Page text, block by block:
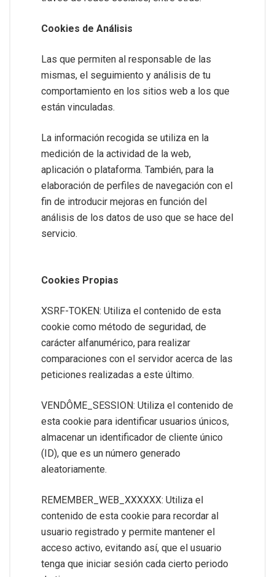
Cookies de Análisis
Las que permiten al responsable de las
mismas, el seguimiento y análisis de tu
comportamiento en los sitios web a los que
están vinculadas.
La información recogida se utiliza en la
medición de la actividad de la web,
aplicación o plataforma. También, para la
elaboración de perfiles de navegación con el
fin de introducir mejoras en función del
análisis de los datos de uso que se hace del
servicio.
Cookies Propias
XSRF-TOKEN: Utiliza el contenido de esta
cookie como método de seguridad, de
carácter alfanumérico, para realizar
comparaciones con el servidor acerca de las
peticiones realizadas a este último.
VENDÔME_SESSION: Utiliza el contenido de
esta cookie para identificar usuarios únicos,
almacenar un identificador de cliente único
(ID), que es un número generado
aleatoriamente.
REMEMBER_WEB_XXXXXX: Utiliza el
contenido de esta cookie para recordar al
usuario registrado y permite mantener el
acceso activo, evitando así, que el usuario
tenga que iniciar sesión cada cierto periodo